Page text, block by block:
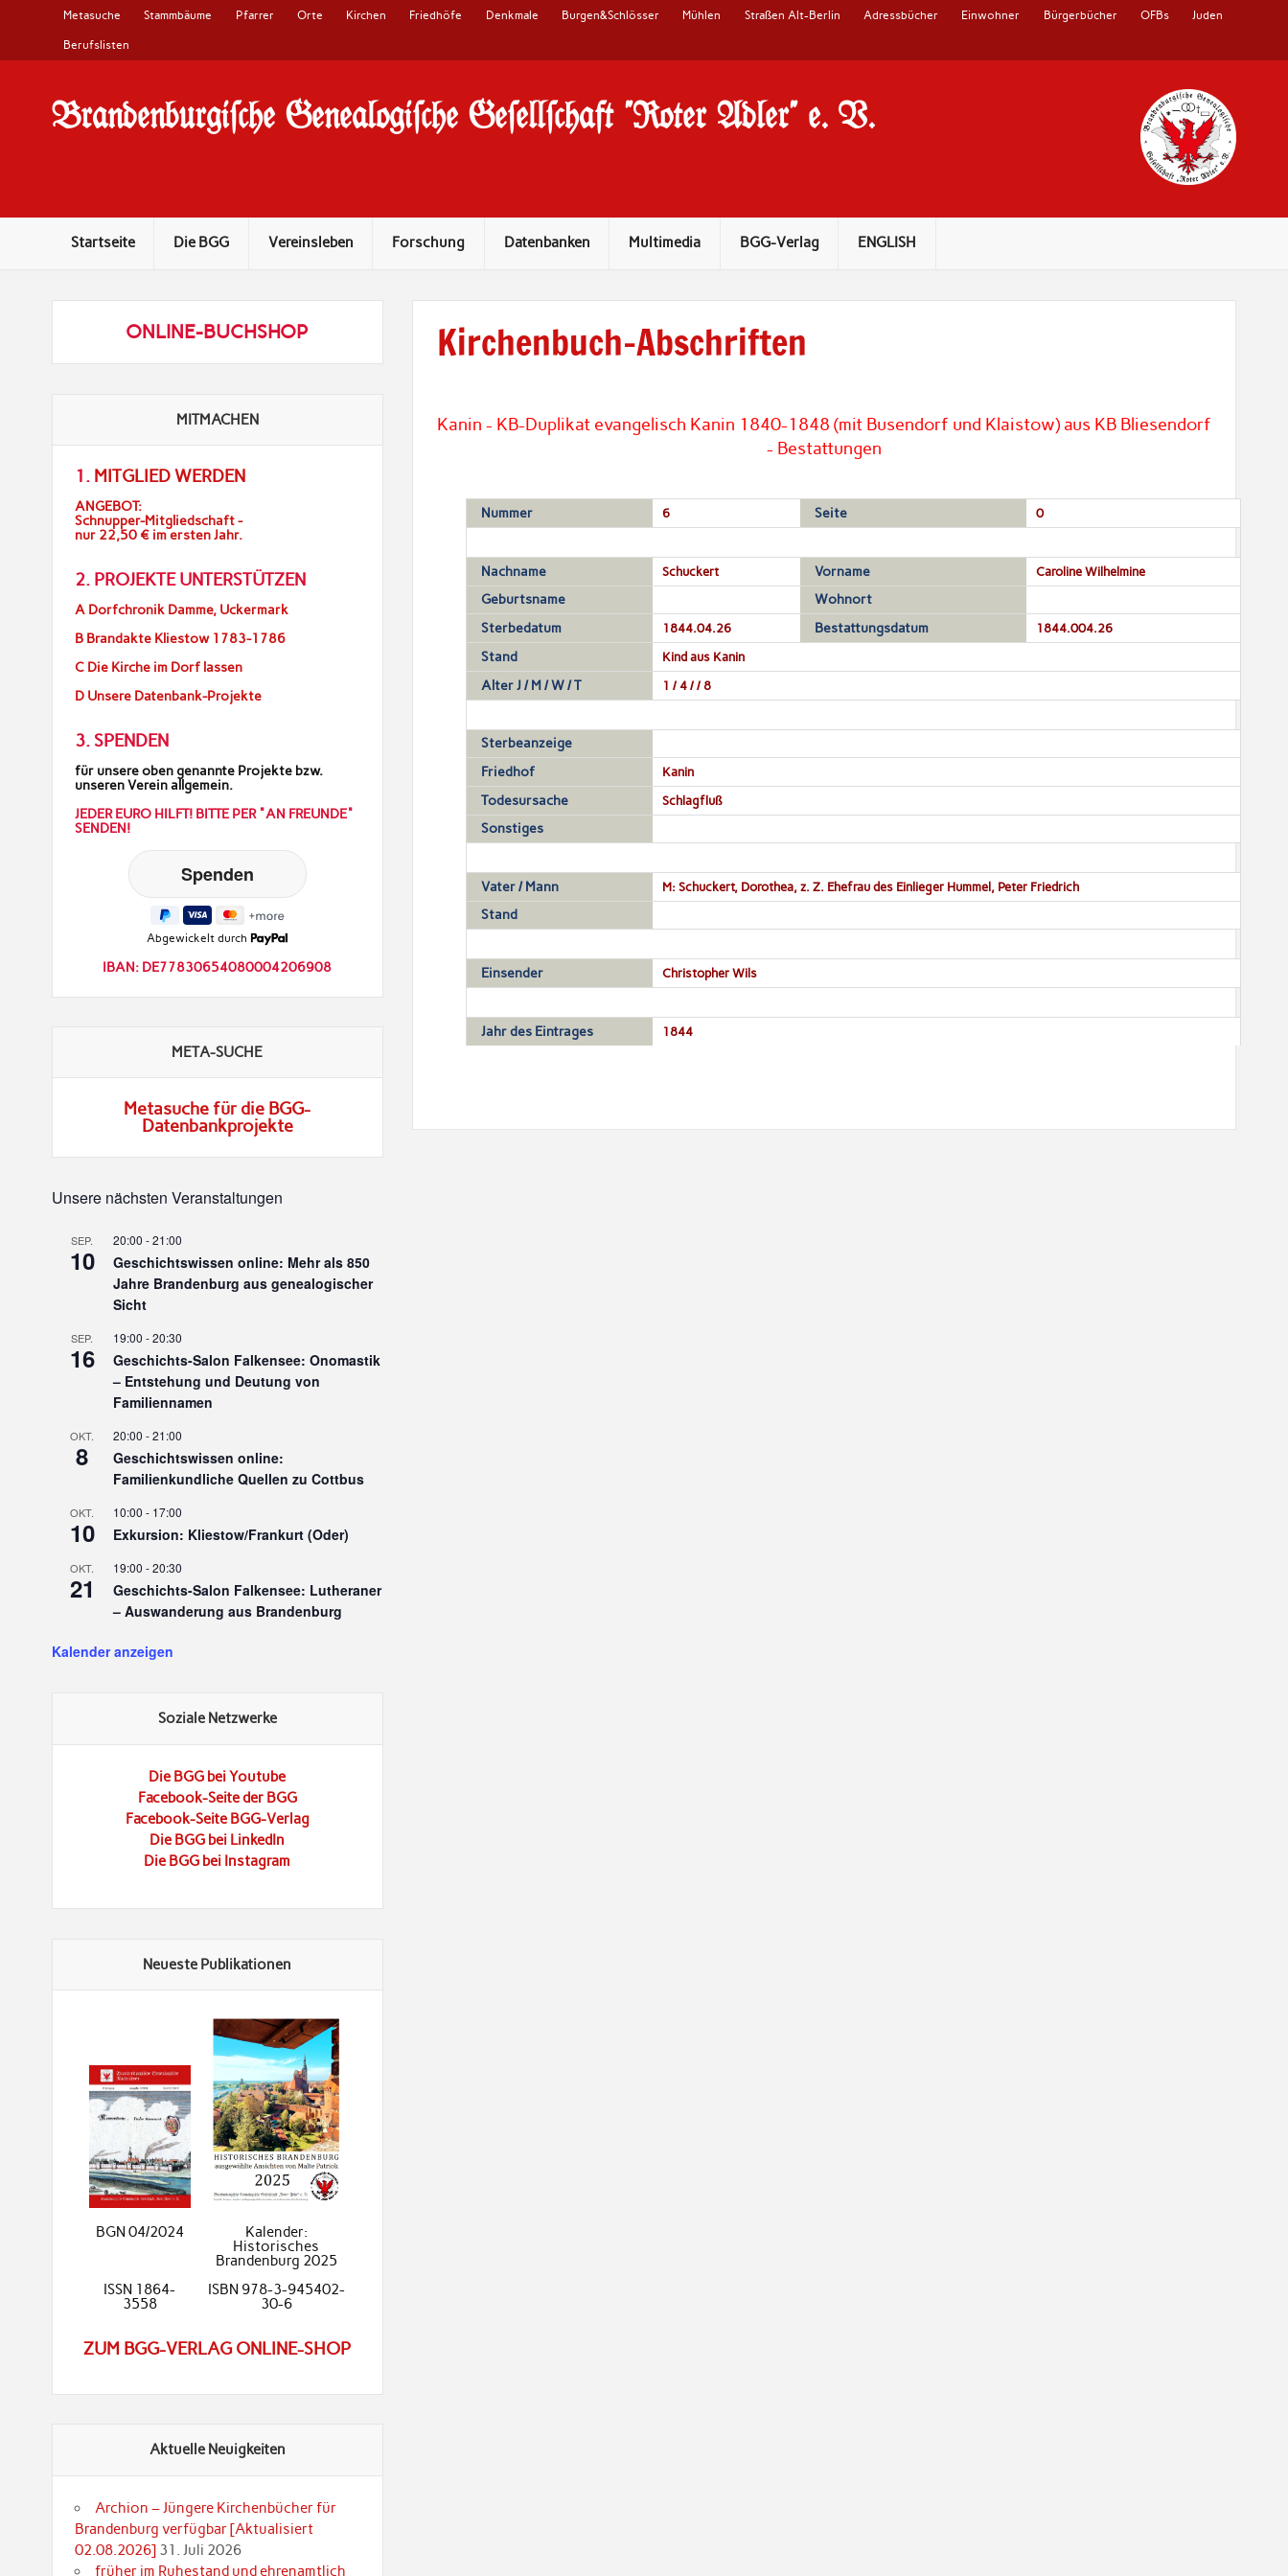
Metasuche Stammbäume Pfarrer Orte Kirchen Friedhöfe Denkmale Burgen&Schlösser Mühlen Straßen Alt-Berlin Adressbücher Einwohner Bürgerbücher OFBs Juden
Berufslisten
Brandenburgi#che Genealogi#che Ge#ell#chaft "Roter Adler" e. V.
Startseite Die BGG Vereinsleben Forschung Datenbanken Multimedia BGG-Verlag ENGLISH
Kirchenbuch-Abschriften
Kanin - KB-Duplikat evangelisch Kanin 1840-1848 (mit Busendorf und Klaistow) aus KB Bliesendorf
- Bestattungen
Nummer 6 Seite 0
Nachname Schuckert Vorname Caroline Wilhelmine
Geburtsname
Wohnort
Sterbedatum
1844.04.26 Bestattungsdatum 1844.004.26
Stand Kind aus Kanin
Alter J / M / W / T 1 / 4 / / 8
Sterbeanzeige
Friedhof
Kanin
Todesursache Schlagfluß
Sonstiges
Vater / Mann M: Schuckert, Dorothea, z. Z. Ehefrau des Einlieger Hummel, Peter Friedrich
Stand
Einsender Christopher Wils
Jahr des Eintrages 1844
ONLINE-BUCHSHOP
MITMACHEN
1. MITGLIED WERDEN
ANGEBOT:
Schnupper-Mitgliedschaft -
nur 22,50 € im ersten Jahr.
2. PROJEKTE UNTERSTÜTZEN
A Dorfchronik Damme, Uckermark
B Brandakte Kliestow 1783-1786
C Die Kirche im Dorf lassen
D Unsere Datenbank-Projekte
3. SPENDEN
für unsere oben genannte Projekte bzw.
unseren Verein allgemein.
JEDER EURO HILFT! BITTE PER "AN FREUNDE"
SENDEN!
Abgewickelt durch
IBAN: DE77830654080004206908
META-SUCHE
Metasuche für die BGG-
Datenbankprojekte
Unsere nächsten Veranstaltungen
SEP.
10
20:00 -21:00
Geschichtswissen online: Mehr als 850
Jahre Brandenburg aus genealogischer
Sicht
SEP.
16
19:00 -20:30
Geschichts-Salon Falkensee: Onomastik
– Entstehung und Deutung von
Familiennamen
OKT.
8
20:00 -21:00
Geschichtswissen online:
Familienkundliche Quellen zu Cottbus
OKT.
10
10:00 - 17:00
Exkursion: Kliestow/Frankurt (Oder)
OKT.
21
19:00 -20:30
Geschichts-Salon Falkensee: Lutheraner
– Auswanderung aus Brandenburg
Kalender anzeigen
Soziale Netzwerke
Die BGG bei Youtube
Facebook-Seite der BGG
Facebook-Seite BGG-Verlag
Die BGG bei LinkedIn
Die BGG bei Instagram
Neueste Publikationen
BGN 04/2024
Kalender:
Historisches
Brandenburg 2025
ISSN 1864-
3558
ISBN 978-3-945402-
30-6
ZUM BGG-VERLAG ONLINE-SHOP
Aktuelle Neuigkeiten
Archion – Jüngere Kirchenbücher für
Brandenburg verfügbar [Aktualisiert
02.08.2026] 31. Juli 2026
früher im Ruhestand und ehrenamtlich